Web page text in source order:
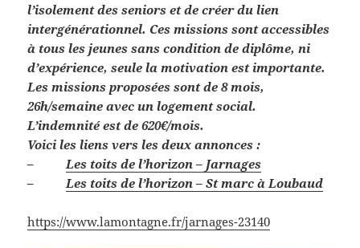
l’isolement des seniors et de créer du lien
intergénérationnel. Ces missions sont accessibles
à tous les jeunes sans condition de diplôme, ni
d’expérience, seule la motivation est importante.
Les missions proposées sont de 8 mois,
26h/semaine avec un logement social.
L’indemnité est de 620€/mois.
Voici les liens vers les deux annonces :
– Les toits de l’horizon – Jarnages
– Les toits de l’horizon – St marc à Loubaud
https://www.lamontagne.fr/jarnages-23140